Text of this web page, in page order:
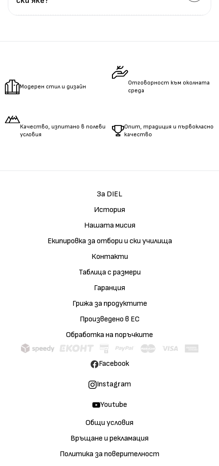
Измеретеобиколкатана талията.
Модерен стил и дизайн
Отговорност към околната
среда
Качество, изпитано в полеви
условия
Опит, традиция и първокласно
качество
За DIEL
История
Нашата мисия
Екипировка за отбори и ски училища
Контакти
Таблица с размери
Гаранция
Грижа за продуктите
Произведено в ЕС
Обработка на поръчките
Общи условия
Връщане и рекламация
Политика за поверителност
Facebook
Instagram
Youtube